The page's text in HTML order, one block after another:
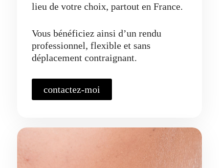
lieu de votre choix, partout en France.
Vous bénéficiez ainsi d’un rendu
professionnel, flexible et sans
déplacement contraignant.
contactez-moi